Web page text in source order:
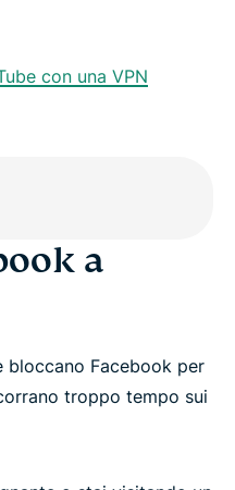
con una VPN
a
bloccano Facebook per
troppo tempo sui